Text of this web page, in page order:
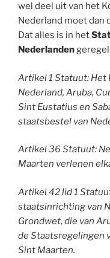
wel deel uit van het
Nederland moet dan
Dat alles is in het
Nederlanden
Artikel 1 Statuut: Het
Nederland, Aruba,
Sint Eustatius en
staatsbestel van
Artikel 36 Statuut:
Maarten verlenen
Artikel 42 lid 1
staatsinrichting van
Grondwet, die van
de Staatsregelingen
Sint Maarten.